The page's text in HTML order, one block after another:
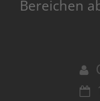
Bereichen